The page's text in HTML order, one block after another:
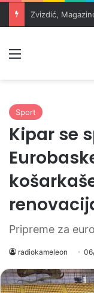
Sport
Kipar se
Pripreme za
radiokameleon